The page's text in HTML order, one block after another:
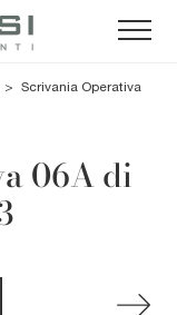
> Scrivania Operativa
06A di